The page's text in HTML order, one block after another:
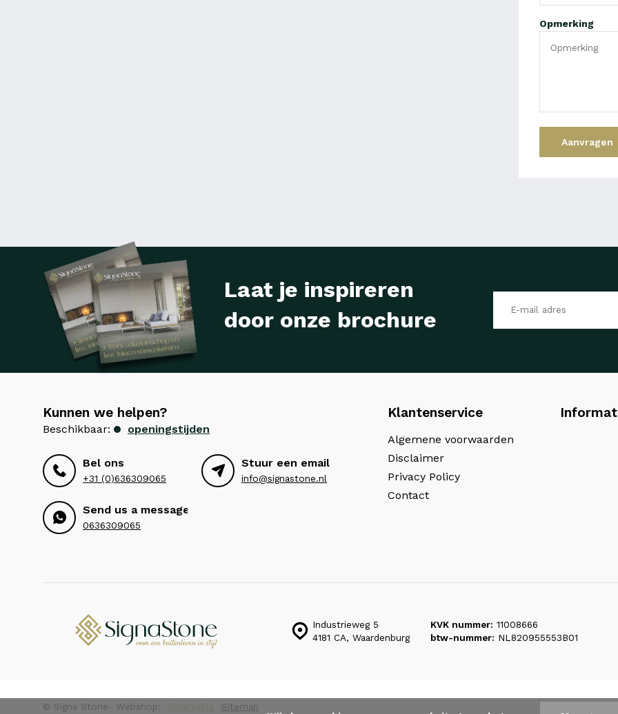
Opmerking
Aanvragen
Laat je inspireren
door onze brochure
Kunnen we helpen?
Beschikbaar: openingstijden
Bel ons
+31 (0)636309065
Stuur een email
info@signastone.nl
Send us a message
0636309065
Klantenservice
Algemene voorwaarden
Disclaimer
Privacy Policy
Contact
Industrieweg 5
4181 CA, Waardenburg
KVK nummer: 11008666
btw-nummer: NL820955553B01
© Signa Stone- Webshop:
Sitemap